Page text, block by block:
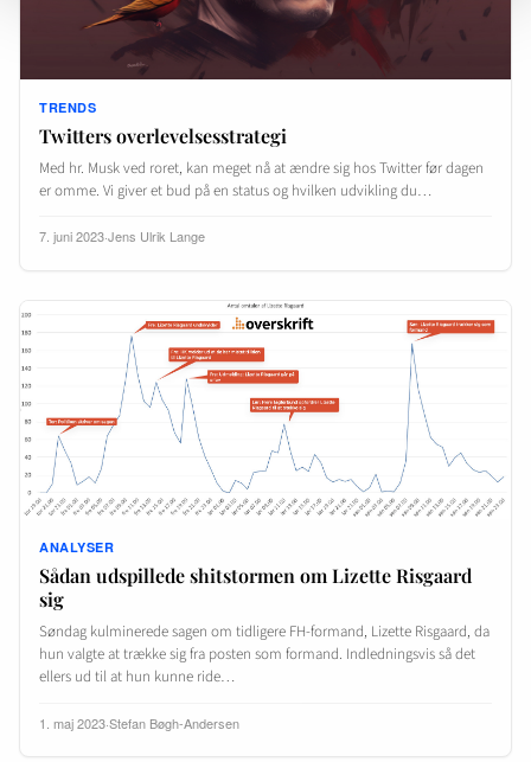
TRENDS
Twitters overlevelsesstrategi
Med hr. Musk ved roret, kan meget nå at ændre sig hos Twitter før dagen
er omme. Vi giver et bud på en status og hvilken udvikling du…
7. juni 2023·Jens Ulrik Lange
ANALYSER
Sådan udspillede shitstormen om Lizette Risgaard
sig
Søndag kulminerede sagen om tidligere FH-formand, Lizette Risgaard, da
hun valgte at trække sig fra posten som formand. Indledningsvis så det
ellers ud til at hun kunne ride…
1. maj 2023·Stefan Bøgh-Andersen